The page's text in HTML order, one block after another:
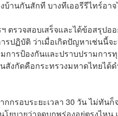
บ้านกันสักที บางทีเออรีรีไทร์อ
ตรวจสอบเสร็จและได้ข้อสรุป
รปฏิบัติ ว่าเมื่อเกิดปัญหาเช่นนี้
ารป้องกันและปราบปรามการ
สังกัดคือกระทรวงมหาดไทยได้
กรอบระยะเวลา 30 วัน ไม่ทัน
โยบายว่าจุดบกพร่องอยู่ตรงไห